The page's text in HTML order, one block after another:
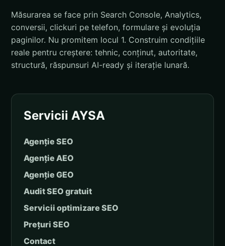
Măsurarea se face prin Search Console, Analytics,
conversii, clickuri pe telefon, formulare și evoluția
paginilor. Nu promitem locul 1. Construim condițiile
reale pentru creștere: tehnic, conținut, autoritate,
structură, răspunsuri AI-ready și iterație lunară.
Servicii AYSA
Agenție SEO
Agenție AEO
Agenție GEO
Audit SEO gratuit
Servicii optimizare SEO
Prețuri SEO
Contact